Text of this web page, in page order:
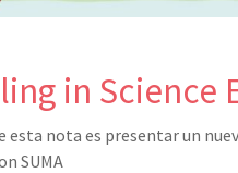
in Science
esta nota es presentar un
SUMA